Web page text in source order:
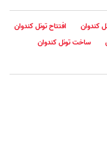
کندوان
افتتاح تونل کندوان
ساخت تونل کندوان